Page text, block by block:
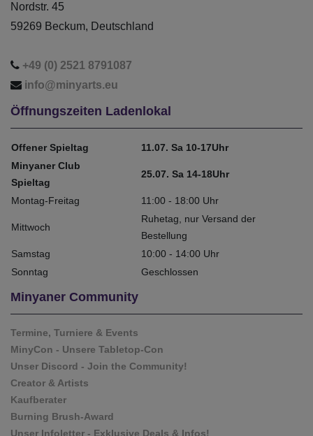
Nordstr. 45
59269 Beckum, Deutschland
+49 (0) 2521 8791087
info@minyarts.eu
Öffnungszeiten Ladenlokal
Offener Spieltag
11.07. Sa 10-17Uhr
Minyaner Club
Spieltag
25.07. Sa 14-18Uhr
Montag-Freitag 11:00 - 18:00 Uhr
Mittwoch
Ruhetag, nur Versand der
Bestellung
Samstag
10:00 - 14:00 Uhr
Sonntag
Geschlossen
Minyaner Community
Termine, Turniere & Events
MinyCon - Unsere Tabletop-Con
Unser Discord - Join the Community!
Creator & Artists
Kaufberater
Burning Brush-Award
Unser Infoletter - Exklusive Deals & Infos!